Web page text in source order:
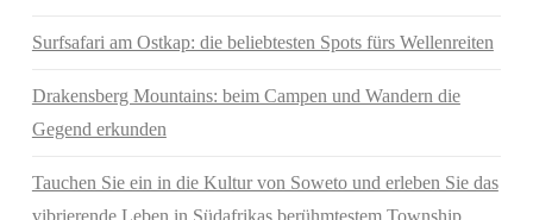
Surfsafari am Ostkap: die beliebtesten Spots fürs Wellenreiten
Drakensberg Mountains: beim Campen und Wandern die
Gegend erkunden
Tauchen Sie ein in die Kultur von Soweto und erleben Sie das
vibrierende Leben in Südafrikas berühmtestem Township